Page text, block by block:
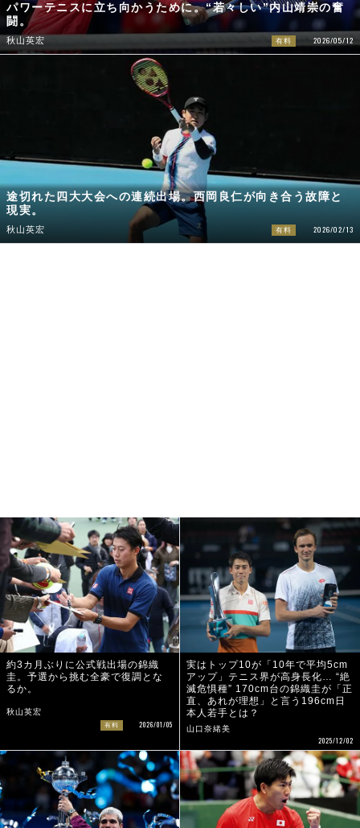
パワーテニスに立ち向かうために。“若々しい”内山靖崇の奮
闘。
秋山英宏 有料 2026/05/12
途切れた四大大会への連続出場。西岡良仁が向き合う故障と
現実。
秋山英宏 有料 2026/02/13
約3カ月ぶりに公式戦出場の錦織
圭。予選から挑む全豪で復調とな
るか。
秋山英宏
有料 2026/01/05
実はトップ10が「10年で平均5cm
アップ」テニス界が高身長化… “絶
滅危惧種” 170cm台の錦織圭が「正
直、あれが理想」と言う196cm日
本人若手とは？
山口奈緒美
2025/12/02